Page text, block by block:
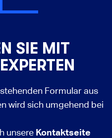
SIE MIT
Formular aus
wird sich umgehend bei
unsere Kontaktseite